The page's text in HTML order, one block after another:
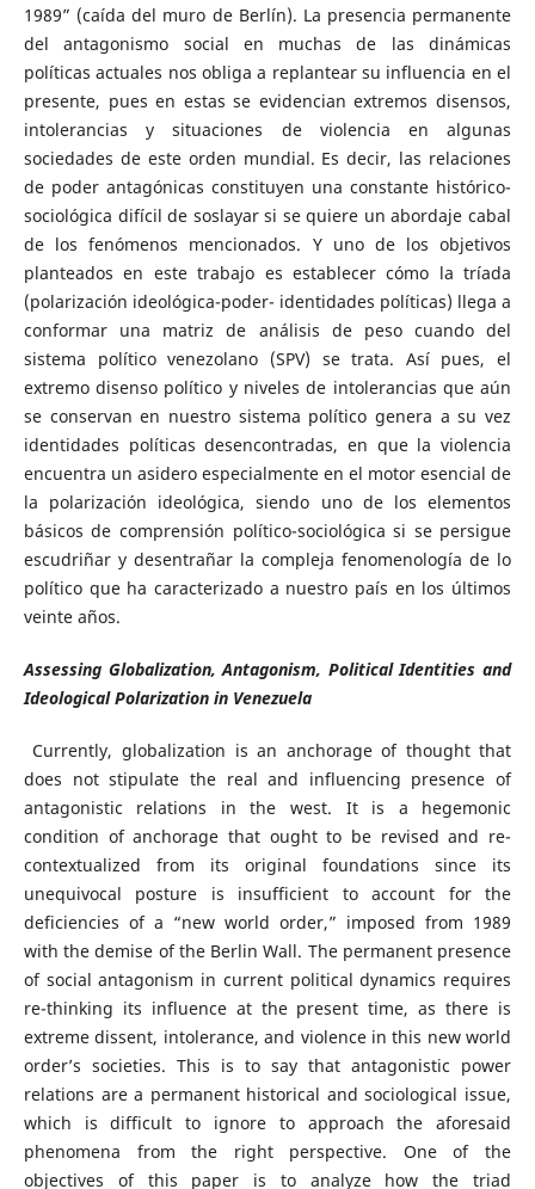
1989” (caída del muro de Berlín). La presencia permanente
del antagonismo social en muchas de las dinámicas
políticas actuales nos obliga a replantear su influencia en el
presente, pues en estas se evidencian extremos disensos,
intolerancias y situaciones de violencia en algunas
sociedades de este orden mundial. Es decir, las relaciones
de poder antagónicas constituyen una constante histórico-
sociológica difícil de soslayar si se quiere un abordaje cabal
de los fenómenos mencionados. Y uno de los objetivos
planteados en este trabajo es establecer cómo la tríada
(polarización ideológica-poder- identidades políticas) llega a
conformar una matriz de análisis de peso cuando del
sistema político venezolano (SPV) se trata. Así pues, el
extremo disenso político y niveles de intolerancias que aún
se conservan en nuestro sistema político genera a su vez
identidades políticas desencontradas, en que la violencia
encuentra un asidero especialmente en el motor esencial de
la polarización ideológica, siendo uno de los elementos
básicos de comprensión político-sociológica si se persigue
escudriñar y desentrañar la compleja fenomenología de lo
político que ha caracterizado a nuestro país en los últimos
veinte años.
Assessing Globalization, Antagonism, Political Identities and
Ideological Polarization in Venezuela
Currently, globalization is an anchorage of thought that
does not stipulate the real and influencing presence of
antagonistic relations in the west. It is a hegemonic
condition of anchorage that ought to be revised and re-
contextualized from its original foundations since its
unequivocal posture is insufficient to account for the
deficiencies of a “new world order,” imposed from 1989
with the demise of the Berlin Wall. The permanent presence
of social antagonism in current political dynamics requires
re-thinking its influence at the present time, as there is
extreme dissent, intolerance, and violence in this new world
order’s societies. This is to say that antagonistic power
relations are a permanent historical and sociological issue,
which is difficult to ignore to approach the aforesaid
phenomena from the right perspective. One of the
objectives of this paper is to analyze how the triad